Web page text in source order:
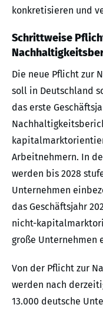
konkretisieren und
Schrittweise
Die neue Pflicht zur
soll in Deutschland
das erste
Arbeitnehmern. In
werden bis 2028
Unternehmen
das Geschäftsjahr
nicht-
große Unternehmen
Von der Pflicht zur
werden nach
13.000 deutsche